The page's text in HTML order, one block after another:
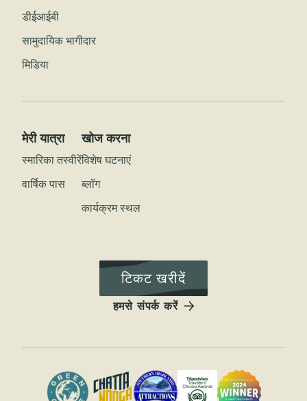
डीईआईबी
सामुदायिक भागीदार
मिडिया
मेरी यात्रा
स्मारिका तस्वीरें
वार्षिक पास
खोज करना
विशेष घटनाएं
ब्लॉग
कार्यक्रम स्थल
टिकट खरीदें
हमसे संपर्क करें